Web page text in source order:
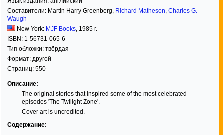
Составители: Martin Harry Greenberg, Richard Matheson, Charles G.
Waugh
New York: MJF Books, 1985 г.
ISBN: 1-56731-065-6
Тип обложки: твёрдая
Формат: другой
Страниц: 550
Описание:
The original stories that inspired some of the most celebrated
episodes 'The Twilight Zone'.
Cover art is uncredited.
Содержание: